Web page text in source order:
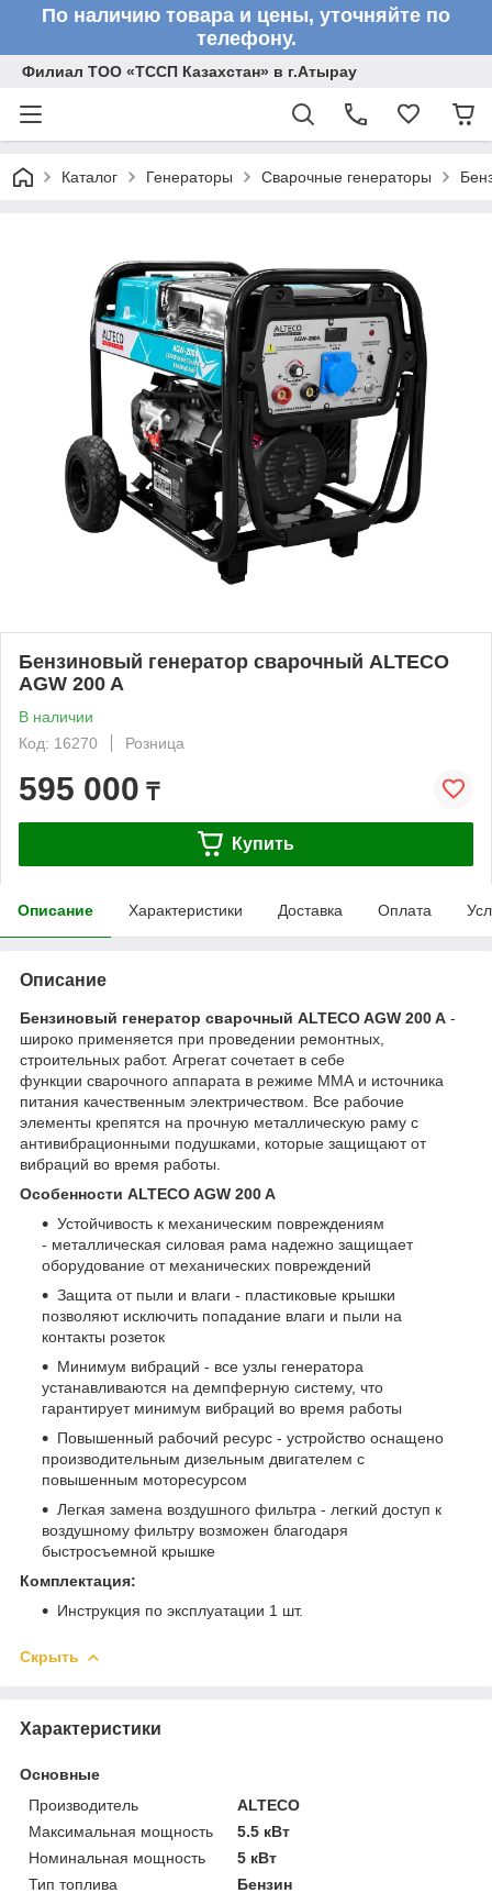
По наличию товара и цены, уточняйте по
телефону.
Филиал ТОО «ТССП Казахстан» в г.Атырау
Каталог Генераторы Сварочные генераторы
Бензиновый генератор сварочный ALTECO
AGW 200 A
В наличии
Код: 16270
Розница
595 000 ₸
Купить
Описание Характеристики Доставка Оплата
Описание
Бензиновый генератор сварочный ALTECO AGW 200 A -
широко применяется при проведении ремонтных,
строительных работ. Агрегат сочетает в себе
функции сварочного аппарата в режиме ММА и источника
питания качественным электричеством. Все рабочие
элементы крепятся на прочную металлическую раму с
антивибрационными подушками, которые защищают от
вибраций во время работы.
Особенности ALTECO AGW 200 A
Устойчивость к механическим повреждениям
- металлическая силовая рама надежно защищает
оборудование от механических повреждений
Защита от пыли и влаги - пластиковые крышки
позволяют исключить попадание влаги и пыли на
контакты розеток
Минимум вибраций - все узлы генератора
устанавливаются на демпферную систему, что
гарантирует минимум вибраций во время работы
Повышенный рабочий ресурс - устройство оснащено
производительным дизельным двигателем с
повышенным моторесурсом
Легкая замена воздушного фильтра - легкий доступ к
воздушному фильтру возможен благодаря
быстросъемной крышке
Комплектация:
Инструкция по эксплуатации 1 шт.
Скрыть
Характеристики
Основные
Производитель
ALTECO
Максимальная мощность
5.5 кВт
Номинальная мощность
5 кВт
Тип топлива
Бензин